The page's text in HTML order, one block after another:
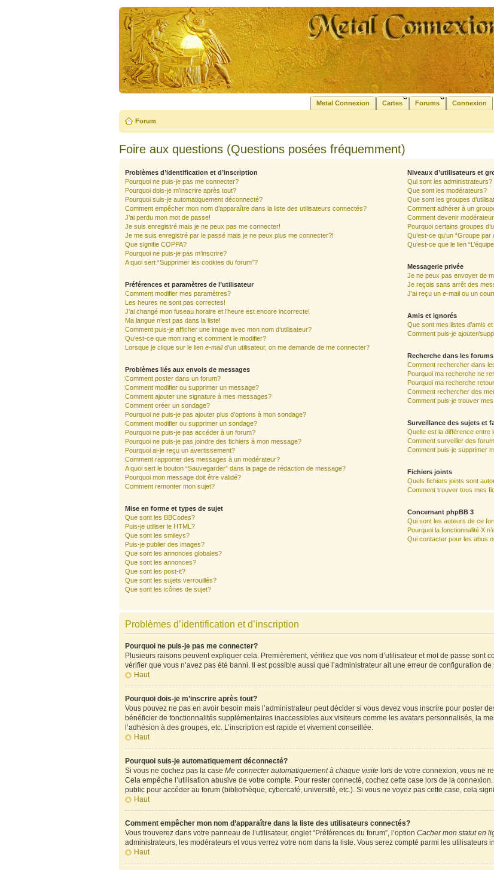
Metal Connexion Cartes Forums Connexion
Forum
Foire aux questions (Questions posées fréquemment)
Problèmes d’identification et d’inscription
Pourquoi ne puis-je pas me connecter?
Pourquoi dois-je m’inscrire après tout?
Pourquoi suis-je automatiquement déconnecté?
Comment empêcher mon nom d’apparaître dans la liste des utilisateurs connectés?
J’ai perdu mon mot de passe!
Je suis enregistré mais je ne peux pas me connecter!
Je me suis enregistré par le passé mais je ne peux plus me connecter?!
Que signifie COPPA?
Pourquoi ne puis-je pas m’inscrire?
A quoi sert “Supprimer les cookies du forum”?
Préférences et paramètres de l’utilisateur
Comment modifier mes paramètres?
Les heures ne sont pas correctes!
J’ai changé mon fuseau horaire et l’heure est encore incorrecte!
Ma langue n’est pas dans la liste!
Comment puis-je afficher une image avec mon nom d’utilisateur?
Qu’est-ce que mon rang et comment le modifier?
Lorsque je clique sur le lien e-maild’un utilisateur, on me demande de me connecter?
Problèmes liés aux envois de messages
Comment poster dans un forum?
Comment modifier ou supprimer un message?
Comment ajouter une signature à mes messages?
Comment créer un sondage?
Pourquoi ne puis-je pas ajouter plus d’options à mon sondage?
Comment modifier ou supprimer un sondage?
Pourquoi ne puis-je pas accéder à un forum?
Pourquoi ne puis-je pas joindre des fichiers à mon message?
Pourquoi ai-je reçu un avertissement?
Comment rapporter des messages à un modérateur?
A quoi sert le bouton “Sauvegarder” dans la page de rédaction de message?
Pourquoi mon message doit être validé?
Comment remonter mon sujet?
Mise en forme et types de sujet
Que sont les BBCodes?
Puis-je utiliser le HTML?
Que sont les smileys?
Puis-je publier des images?
Que sont les annonces globales?
Que sont les annonces?
Que sont les post-it?
Que sont les sujets verrouillés?
Que sont les icônes de sujet?
Niveaux d’utilisateurs et
Qui sont les administrateurs?
Que sont les modérateurs?
Que sont les groupes
Comment adhérer à un
Comment devenir
Pourquoi certains groupes
Qu’est-ce qu’un “Groupe par
Qu’est-ce que le lien
Messagerie privée
Je ne peux pas envoyer de
Je reçois sans arrêt des
J’ai reçu un e-mail ou un
Amis et ignorés
Que sont mes listes d’amis et
Comment puis-je ajouter/
Recherche dans les forums
Comment rechercher dans
Pourquoi ma recherche ne
Pourquoi ma recherche
Comment rechercher des
Comment puis-je trouver
Surveillance des sujets et
Quelle est la différence entre
Comment surveiller des
Comment puis-je supprimer
Fichiers joints
Quels fichiers joints sont
Comment trouver tous mes
Concernant phpBB 3
Qui sont les auteurs de ce
Pourquoi la fonctionnalité X
Qui contacter pour les abus
Problèmes d’identification et d’inscription
Pourquoi ne puis-je pas me connecter?
Plusieurs raisons peuvent expliquer cela. Premièrement, vérifiez que vos nom d’utilisateur et mot de passe sont
vérifier que vous n’avez pas été banni. Il est possible aussi que l’administrateur ait une erreur de configuration
Haut
Pourquoi dois-je m’inscrire après tout?
Vous pouvez ne pas en avoir besoin mais l’administrateur peut décider si vous devez vous inscrire pour poster
bénéficier de fonctionnalités supplémentaires inaccessibles aux visiteurs comme les avatars personnalisés, la
l’adhésion à des groupes, etc. L’inscription est rapide et vivement conseillée.
Haut
Pourquoi suis-je automatiquement déconnecté?
Si vous ne cochez pas la case Me connecter automatiquement à chaque visitelors de votre connexion, vous ne
Cela empêche l’utilisation abusive de votre compte. Pour rester connecté, cochez cette case lors de la
public pour accéder au forum (bibliothèque, cybercafé, université, etc.). Si vous ne voyez pas cette case, cela
Haut
Comment empêcher mon nom d’apparaître dans la liste des utilisateurs connectés?
Vous trouverez dans votre panneau de l’utilisateur, onglet “Préférences du forum”, l’option Cacher mon statut en
administrateurs, les modérateurs et vous verrez votre nom dans la liste. Vous serez compté parmi les utilisateurs
Haut